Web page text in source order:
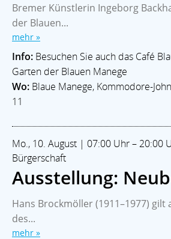
Bremer Künstlerin Ingeborg
der Blauen...
mehr »
Info: Besuchen Sie auch das Café
Garten der Blauen Manege
Wo: Blaue Manege, Kommodore-
11
Mo., 10. August | 07:00 Uhr – 20:00
Bürgerschaft
Ausstellung:
Hans Brockmöller (1911–1977) gilt
des...
mehr »